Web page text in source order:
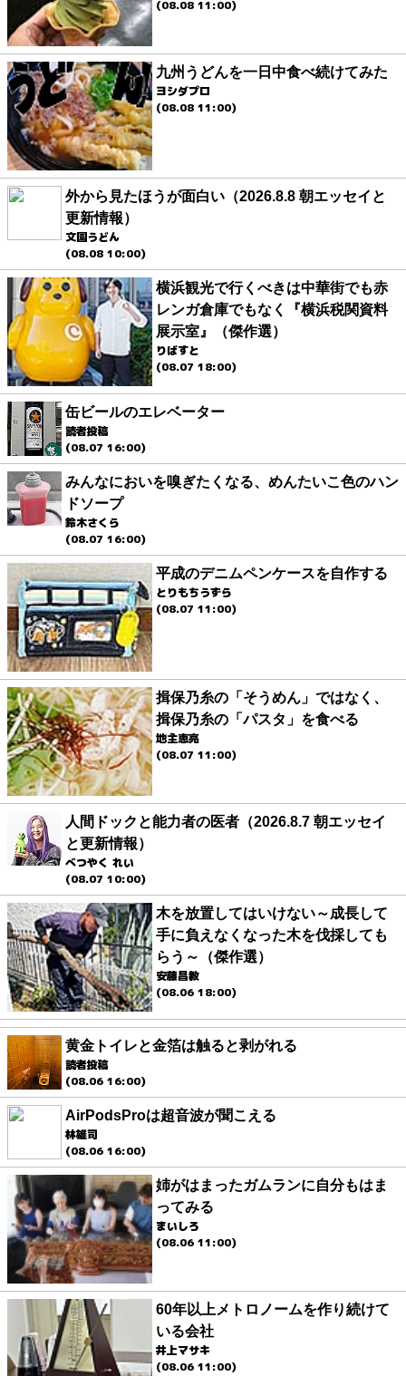
(08.08 11:00)
九州うどんを一日中食べ続けてみた
ヨシダプロ
(08.08 11:00)
外から見たほうが面白い（2026.8.8 朝エッセイと
更新情報）
文園うどん
(08.08 10:00)
横浜観光で行くべきは中華街でも赤
レンガ倉庫でもなく『横浜税関資料
展示室』（傑作選）
りばすと
(08.07 18:00)
缶ビールのエレベーター
読者投稿
(08.07 16:00)
みんなにおいを嗅ぎたくなる、めんたいこ色のハン
ドソープ
鈴木さくら
(08.07 16:00)
平成のデニムペンケースを自作する
とりもちうずら
(08.07 11:00)
揖保乃糸の「そうめん」ではなく、
揖保乃糸の「パスタ」を食べる
地主恵亮
(08.07 11:00)
人間ドックと能力者の医者（2026.8.7 朝エッセイ
と更新情報）
べつやく れい
(08.07 10:00)
木を放置してはいけない～成長して
手に負えなくなった木を伐採しても
らう～（傑作選）
安藤昌教
(08.06 18:00)
黄金トイレと金箔は触ると剥がれる
読者投稿
(08.06 16:00)
AirPodsProは超音波が聞こえる
林雄司
(08.06 16:00)
姉がはまったガムランに自分もはま
ってみる
まいしろ
(08.06 11:00)
60年以上メトロノームを作り続けて
いる会社
井上マサキ
(08.06 11:00)